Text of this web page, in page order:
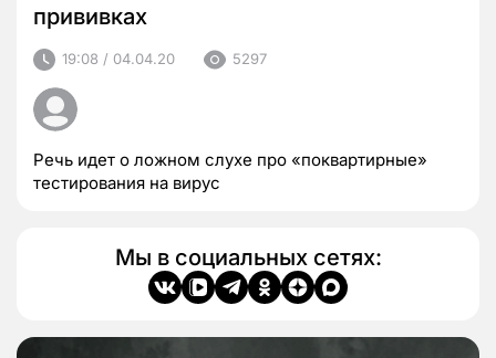
прививках
19:08 / 04.04.20 5297
Речь идет о ложном слухе про «поквартирные»
тестирования на вирус
Мы в социальных сетях: